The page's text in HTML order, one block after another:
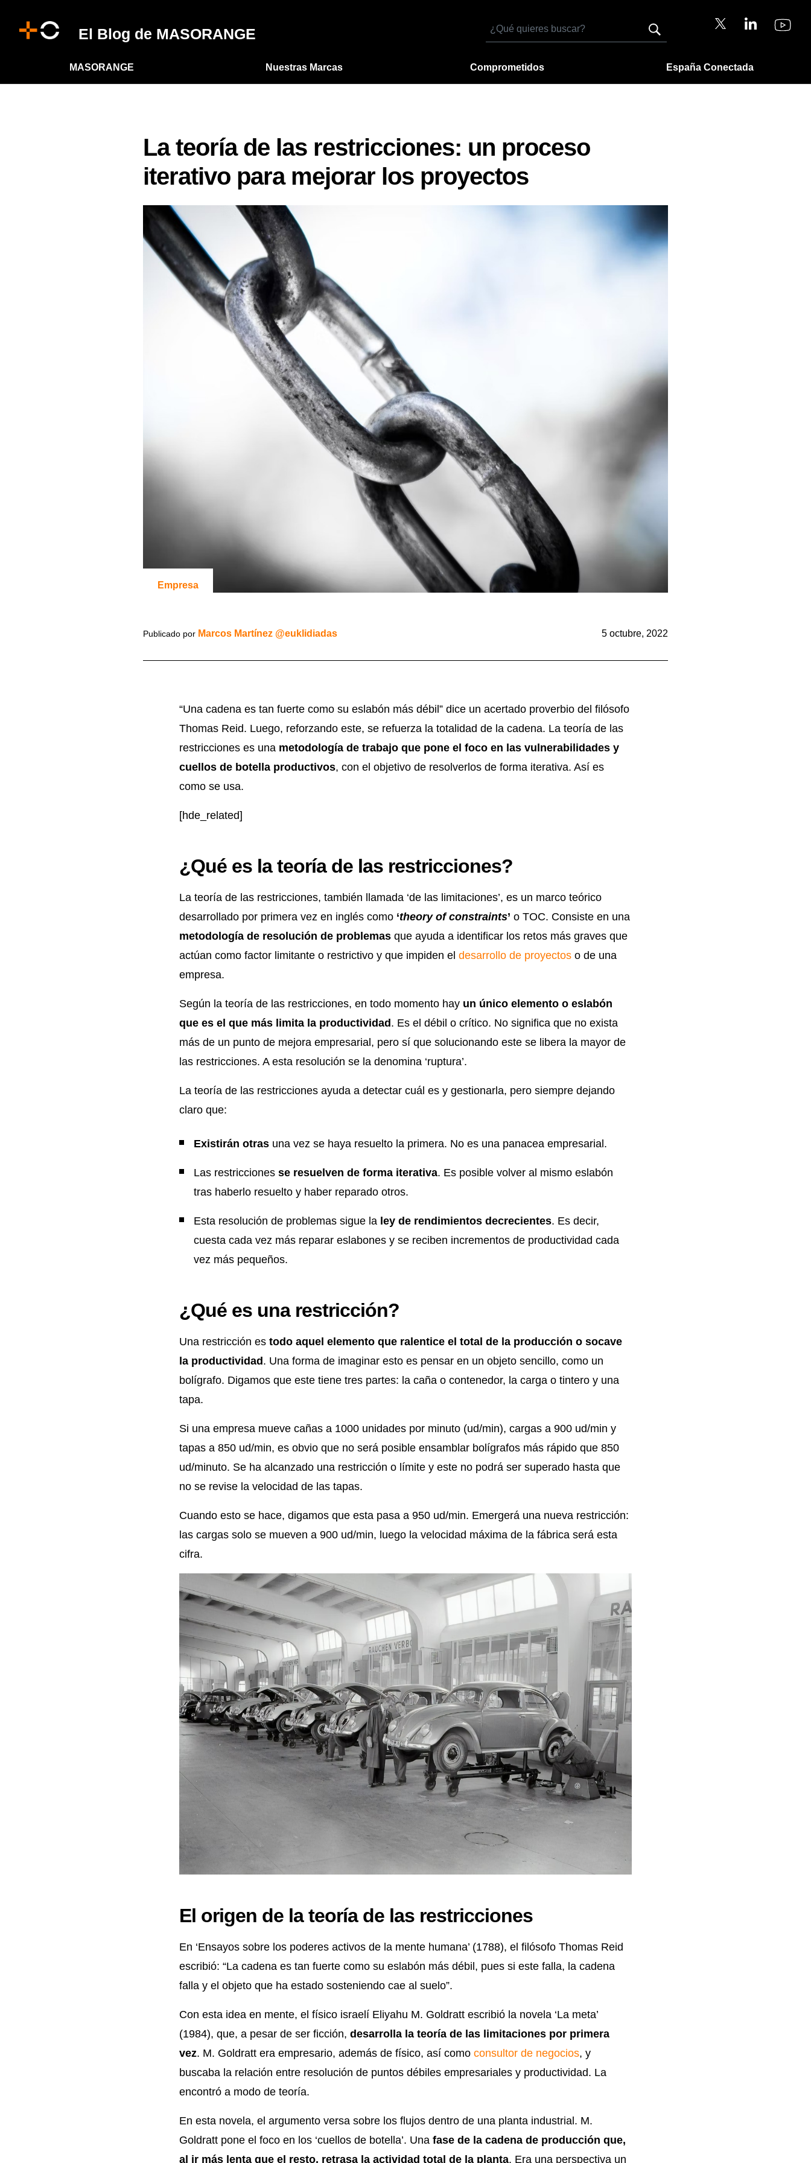
El Blog de MASORANGE
Buscar
MASORANGE Nuestras Marcas Comprometidos España Conectada
La teoría de las restricciones: un proceso
iterativo para mejorar los proyectos
Empresa
Publicado por Marcos Martínez @euklidiadas 5 octubre, 2022
“Una cadena es tan fuerte como su eslabón más débil” dice un acertado proverbio del filósofo
Thomas Reid. Luego, reforzando este, se refuerza la totalidad de la cadena. La teoría de las
restricciones es una metodología de trabajo que pone el foco en las vulnerabilidades y
cuellos de botella productivos, con el objetivo de resolverlos de forma iterativa. Así es
como se usa.
[hde_related]
¿Qué es la teoría de las restricciones?
La teoría de las restricciones, también llamada ‘de las limitaciones’, es un marco teórico
desarrollado por primera vez en inglés como ‘theory of constraints’ o TOC. Consiste en una
metodología de resolución de problemas que ayuda a identificar los retos más graves que
actúan como factor limitante o restrictivo y que impiden el desarrollo de proyectos o de una
empresa.
Según la teoría de las restricciones, en todo momento hay un único elemento o eslabón
que es el que más limita la productividad . Es el débil o crítico. No significa que no exista
más de un punto de mejora empresarial, pero sí que solucionando este se libera la mayor de
las restricciones. A esta resolución se la denomina ‘ruptura’.
La teoría de las restricciones ayuda a detectar cuál es y gestionarla, pero siempre dejando
claro que:
Existirán otras una vez se haya resuelto la primera. No es una panacea empresarial.
Las restricciones se resuelven de forma iterativa. Es posible volver al mismo eslabón
tras haberlo resuelto y haber reparado otros.
Esta resolución de problemas sigue la ley de rendimientos decrecientes. Es decir,
cuesta cada vez más reparar eslabones y se reciben incrementos de productividad cada
vez más pequeños.
¿Qué es una restricción?
Una restricción es todo aquel elemento que ralentice el total de la producción o socave
la productividad . Una forma de imaginar esto es pensar en un objeto sencillo, como un
bolígrafo. Digamos que este tiene tres partes: la caña o contenedor, la carga o tintero y una
tapa.
Si una empresa mueve cañas a 1000 unidades por minuto (ud/min), cargas a 900 ud/min y
tapas a 850 ud/min, es obvio que no será posible ensamblar bolígrafos más rápido que 850
ud/minuto. Se ha alcanzado una restricción o límite y este no podrá ser superado hasta que
no se revise la velocidad de las tapas.
Cuando esto se hace, digamos que esta pasa a 950 ud/min. Emergerá una nueva restricción:
las cargas solo se mueven a 900 ud/min, luego la velocidad máxima de la fábrica será esta
cifra.
El origen de la teoría de las restricciones
En ‘Ensayos sobre los poderes activos de la mente humana’ (1788), el filósofo Thomas Reid
escribió: “La cadena es tan fuerte como su eslabón más débil, pues si este falla, la cadena
falla y el objeto que ha estado sosteniendo cae al suelo”.
Con esta idea en mente, el físico israelí Eliyahu M. Goldratt escribió la novela ‘La meta’
(1984), que, a pesar de ser ficción, desarrolla la teoría de las limitaciones por primera
vez. M. Goldratt era empresario, además de físico, así como consultor de negocios, y
buscaba la relación entre resolución de puntos débiles empresariales y productividad. La
encontró a modo de teoría.
En esta novela, el argumento versa sobre los flujos dentro de una planta industrial. M.
Goldratt pone el foco en los ‘cuellos de botella’. Una fase de la cadena de producción que,
al ir más lenta que el resto, retrasa la actividad total de la planta. Era una perspectiva un